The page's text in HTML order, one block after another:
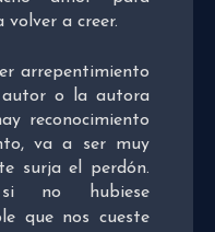
volver a creer.
arrepentimiento
o la autora
reconocimiento
va a ser muy
surja el perdón.
no hubiese
que nos cueste